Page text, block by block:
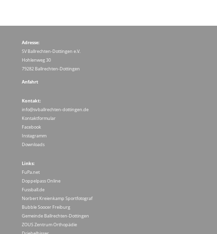
Adresse:
SV Ballrechten-Dottingen e.V.
Hohlenweg 30
79282 Ballrechten-Dottingen
Anfahrt
Kontakt:
info@svballrechten-dottingen.de
Kontaktformular
Facebook
Instagramm
Downloads
Links:
FuPa.net
Doppelpass Online
Fussball.de
Norbert Kreienkamp Sportfotograf
Bubble Soocer Freiburg
Gemeinde Ballrechten-Dottingen
ZOUS Zentrum Orthopädie